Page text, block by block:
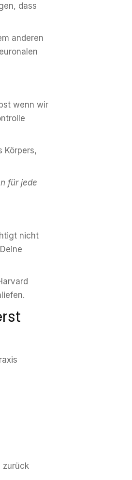
dass
anderen
wenn wir
Körpers,
für jede
nicht
zurück